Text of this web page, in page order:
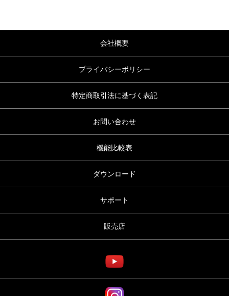
会社概要
プライバシーポリシー
特定商取引法に基づく表記
お問い合わせ
機能比較表
ダウンロード
サポート
販売店